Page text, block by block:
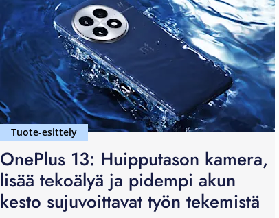
Tuote-esittely
OnePlus 13: Huipputason kamera,
lisää tekoälyä ja pidempi akun
kesto sujuvoittavat työn tekemistä